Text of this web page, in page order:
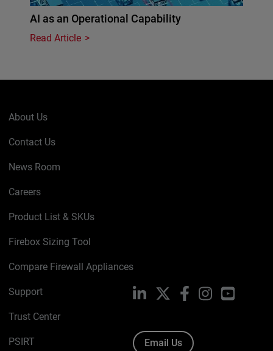
AI as an Operational Capability
Read Article
About Us
Contact Us
News Room
Careers
Product List & SKUs
Firebox Sizing Tool
Compare Firewall Appliances
Support
Trust Center
PSIRT
LinkedIn FacebookInstagramYouTube
Email Us